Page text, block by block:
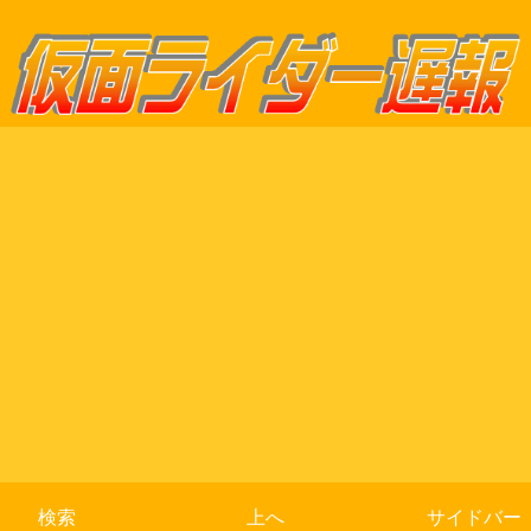
検索 上へ サイドバー